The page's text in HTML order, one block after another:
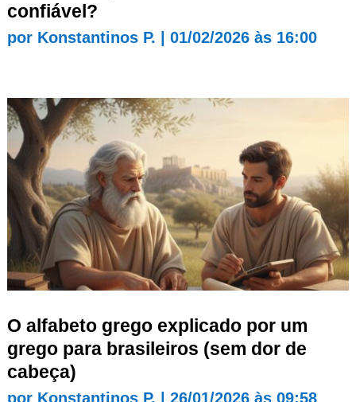
confiável?
por Konstantinos P. 01/02/2026 às 16:00
O alfabeto grego explicado por um
grego para brasileiros (sem dor de
cabeça)
por Konstantinos P. 26/01/2026 às 09:58